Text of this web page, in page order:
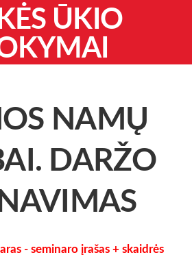
ŪKIO
NAMŲ
DARŽO
- seminaro įrašas + skaidrės